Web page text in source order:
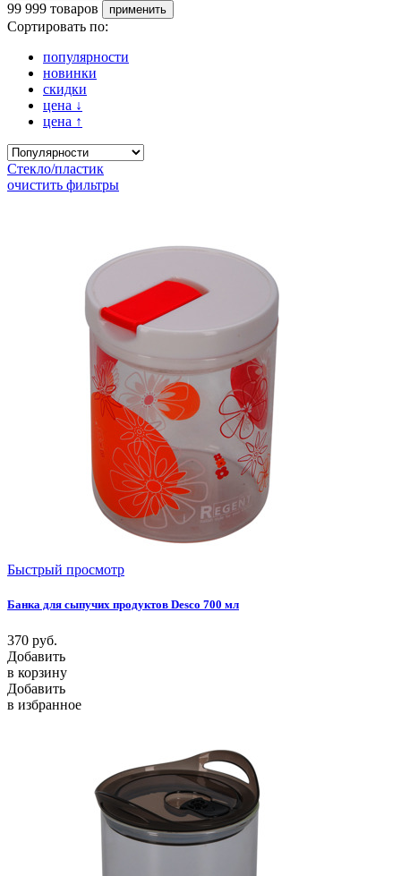
99 999 товаров
Сортировать по:
популярности
новинки
скидки
цена ↓
цена ↑
Стекло/пластик
очистить фильтры
Быстрый просмотр
Банка для сыпучих продуктов Desco 700 мл
370 руб.
Добавить
в корзину
Добавить
в избранное